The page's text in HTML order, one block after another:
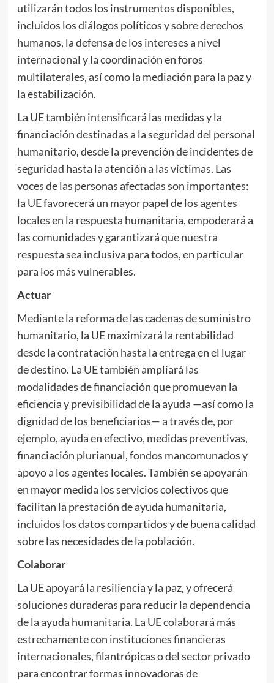
utilizarán todos los instrumentos disponibles,
incluidos los diálogos políticos y sobre derechos
humanos, la defensa de los intereses a nivel
internacional y la coordinación en foros
multilaterales, así como la mediación para la paz y
la estabilización.
La UE también intensificará las medidas y la
financiación destinadas a la seguridad del personal
humanitario, desde la prevención de incidentes de
seguridad hasta la atención a las víctimas. Las
voces de las personas afectadas son importantes:
la UE favorecerá un mayor papel de los agentes
locales en la respuesta humanitaria, empoderará a
las comunidades y garantizará que nuestra
respuesta sea inclusiva para todos, en particular
para los más vulnerables.
Actuar
Mediante la reforma de las cadenas de suministro
humanitario, la UE maximizará la rentabilidad
desde la contratación hasta la entrega en el lugar
de destino. La UE también ampliará las
modalidades de financiación que promuevan la
eficiencia y previsibilidad de la ayuda —así como la
dignidad de los beneficiarios— a través de, por
ejemplo, ayuda en efectivo, medidas preventivas,
financiación plurianual, fondos mancomunados y
apoyo a los agentes locales. También se apoyarán
en mayor medida los servicios colectivos que
facilitan la prestación de ayuda humanitaria,
incluidos los datos compartidos y de buena calidad
sobre las necesidades de la población.
Colaborar
La UE apoyará la resiliencia y la paz, y ofrecerá
soluciones duraderas para reducir la dependencia
de la ayuda humanitaria. La UE colaborará más
estrechamente con instituciones financieras
internacionales, filantrópicas o del sector privado
para encontrar formas innovadoras de